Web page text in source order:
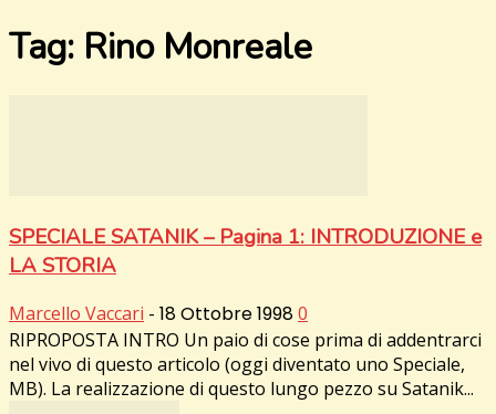
Tag: Rino Monreale
SPECIALE SATANIK – Pagina 1: INTRODUZIONE e
LA STORIA
Marcello Vaccari - 18 Ottobre 19980
RIPROPOSTA INTRO Un paio di cose prima di addentrarci
nel vivo di questo articolo (oggi diventato uno Speciale,
MB). La realizzazione di questo lungo pezzo su Satanik...